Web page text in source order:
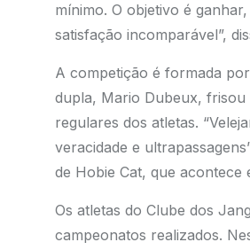
mínimo. O objetivo é
satisfação incomparável”,
A competição é formada
dupla, Mario Dubeux, frisou
regulares dos atletas.
veracidade e
de Hobie Cat, que acontece
Os atletas do Clube dos
campeonatos realizados.